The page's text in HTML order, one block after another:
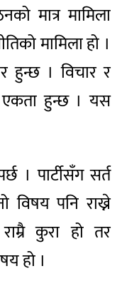
मात्र मामिला
मामिला हो ।
हुन्छ । विचार र
हुन्छ । यस
। पार्टीसँग सर्त
विषय पनि राख्ने
कुरा हो तर
हो ।